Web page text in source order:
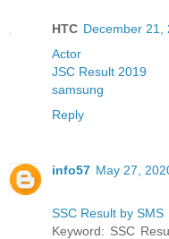
HTC December 21,
Actor
JSC Result 2019
samsung
Reply
info57 May 27,
SSC Result by SMS
Keyword: SSC